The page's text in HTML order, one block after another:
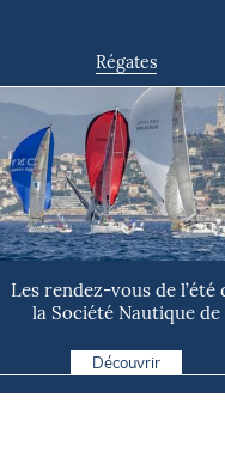
Régates
Les rendez-vous de l’été
la Société Nautique de
Découvrir